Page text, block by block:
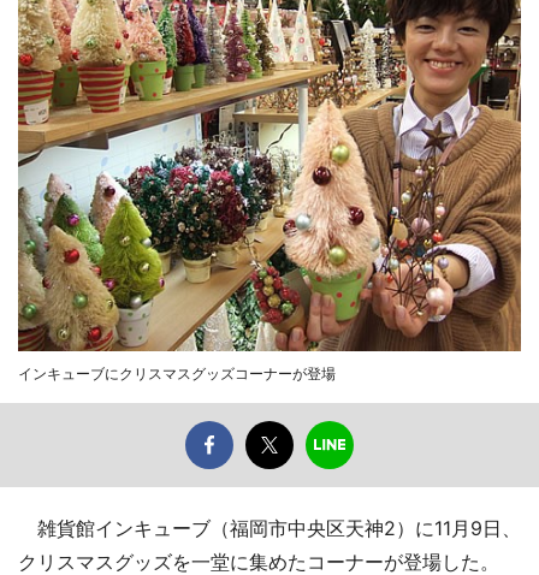
インキューブにクリスマスグッズコーナーが登場
雑貨館インキューブ（福岡市中央区天神2）に11月9日、
クリスマスグッズを一堂に集めたコーナーが登場した。